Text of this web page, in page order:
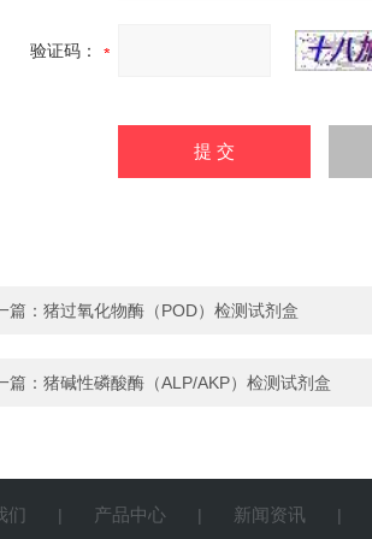
验证码：
篇： 猪过氧化物酶（POD）检测试剂盒
篇： 猪碱性磷酸酶（ALP/AKP）检测试剂盒
们 | 产品中心 | 新闻资讯 |